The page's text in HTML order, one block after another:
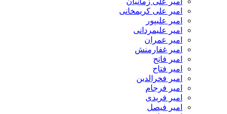
امیر علی کریمخانی
امیر علیپور
امیر علیمردانی
امیر عمران
امیر غفارمنش
امیر فاتح
امیر فتاح
امیر فخرالدین
امیر فرجام
امیر فریدی
امیر فیصل